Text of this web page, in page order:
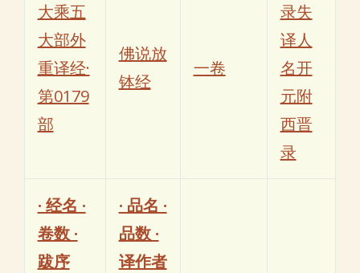
大乘五
大部外
重译经·
第0179
部
佛说放
钵经
一卷
录失
译人
名开
元附
西晋
录
· 经名 ·
卷数 ·
跋序
· 品名 ·
品数 ·
译作者